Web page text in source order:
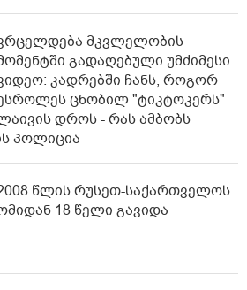
მკვლელობის
გადაღებული უმძიმესი
კადრებში ჩანს, როგორ
ცნობილ "ტიკტოკერს"
დროს - რას ამბობს
პოლიცია
წლის რუსეთ-საქართველოს
18 წელი გავიდა